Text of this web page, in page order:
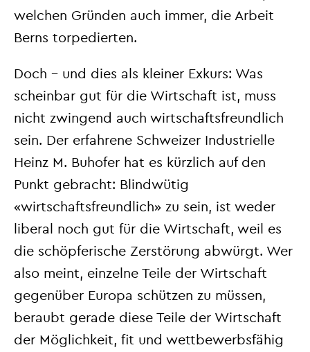
welchen Gründen auch immer, die Arbeit
Berns torpedierten.
Doch – und dies als kleiner Exkurs: Was
scheinbar gut für die Wirtschaft ist, muss
nicht zwingend auch wirtschaftsfreundlich
sein. Der erfahrene Schweizer Industrielle
Heinz M. Buhofer hat es kürzlich auf den
Punkt gebracht: Blindwütig
«wirtschaftsfreundlich» zu sein, ist weder
liberal noch gut für die Wirtschaft, weil es
die schöpferische Zerstörung abwürgt. Wer
also meint, einzelne Teile der Wirtschaft
gegenüber Europa schützen zu müssen,
beraubt gerade diese Teile der Wirtschaft
der Möglichkeit, fit und wettbewerbsfähig